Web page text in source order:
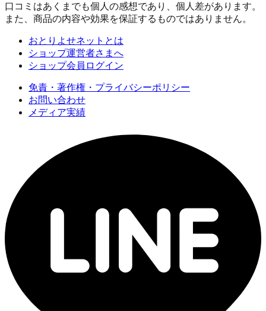
口コミはあくまでも個人の感想であり、個人差があります。
また、商品の内容や効果を保証するものではありません。
おとりよせネットとは
ショップ運営者さまへ
ショップ会員ログイン
免責・著作権・プライバシーポリシー
お問い合わせ
メディア実績